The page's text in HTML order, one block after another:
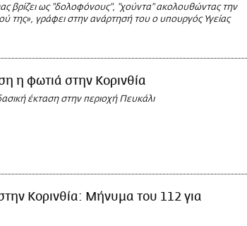
βρίζει ως "δολοφόνους", "χούντα" ακολουθώντας την
της», γράφει στην ανάρτησή του ο υπουργός Υγείας
η φωτιά στην Κορινθία
έκταση στην περιοχή Πευκάλι
Κορινθία: Μήνυμα του 112 για